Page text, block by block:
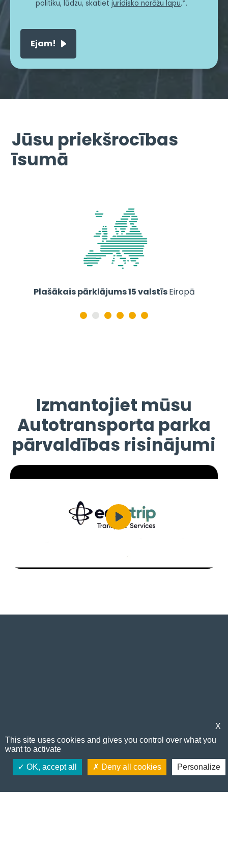
politiku, lūdzu, skatiet juridisko norāžu lapu.*.
Jūsu priekšrocības
īsumā
Plašākais pārklājums 15 valstīsEiropā
Izmantojiet mūsu
Autotransporta parka
pārvaldības risinājumi
Sekojiet mums
X
This site uses cookies and gives you control over what you
want to activate
OK, accept all Deny all cookies Personalize